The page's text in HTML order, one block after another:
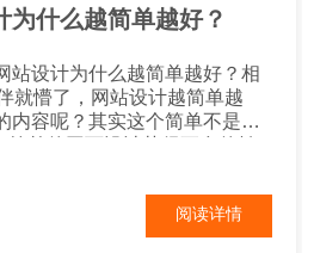
为什么越简单越好？
设计为什么越简单越好？相
就懵了，网站设计越简单越
内容呢？其实这个简单不是字
多电商店主甚至表示，在简化
了大幅增长。试图通过拉出所
销售是很诱人的，但是过于努
阅读详情